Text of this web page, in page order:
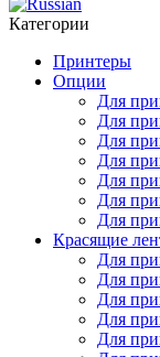
Категории
Принтеры
Опции
Для
Для
Для
Для
Для
Для
Для
Красящие
Для
Для
Для
Для
Для